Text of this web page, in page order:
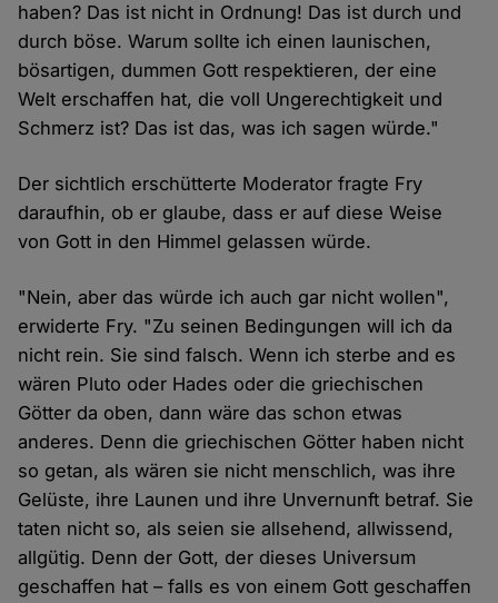
haben? Das ist nicht in Ordnung! Das ist durch und
durch böse. Warum sollte ich einen launischen,
bösartigen, dummen Gott respektieren, der eine
Welt erschaffen hat, die voll Ungerechtigkeit und
Schmerz ist? Das ist das, was ich sagen würde."
Der sichtlich erschütterte Moderator fragte Fry
daraufhin, ob er glaube, dass er auf diese Weise
von Gott in den Himmel gelassen würde.
"Nein, aber das würde ich auch gar nicht wollen",
erwiderte Fry. "Zu seinen Bedingungen will ich da
nicht rein. Sie sind falsch. Wenn ich sterbe and es
wären Pluto oder Hades oder die griechischen
Götter da oben, dann wäre das schon etwas
anderes. Denn die griechischen Götter haben nicht
so getan, als wären sie nicht menschlich, was ihre
Gelüste, ihre Launen und ihre Unvernunft betraf. Sie
taten nicht so, als seien sie allsehend, allwissend,
allgütig. Denn der Gott, der dieses Universum
geschaffen hat – falls es von einem Gott geschaffen